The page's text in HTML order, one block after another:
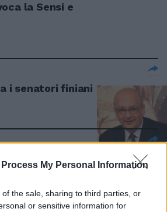
Process My Personal Information
the sale, sharing to third parties, or
or sensitive information for
la Sensi e
i senatori finiani
i vertici Rai per